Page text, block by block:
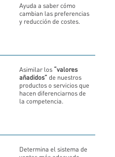
Ayuda a saber cómo
cambian las preferencias
y reducción de costes.
Asimilar los “valores
añadidos” de nuestros
productos o servicios que
hacen diferenciarnos de
la competencia.
Determina el sistema de